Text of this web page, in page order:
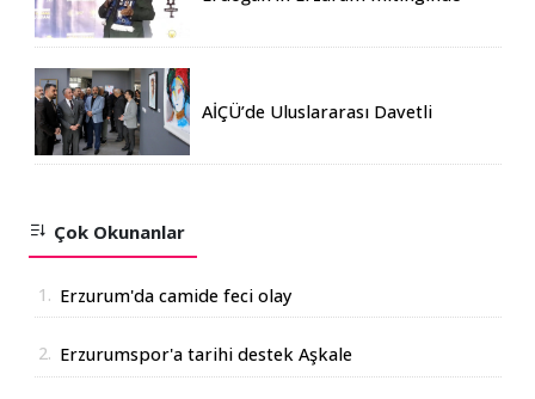
AİÇÜ’de Uluslararası Davetli
Çok Okunanlar
1. Erzurum'da camide feci olay
2. Erzurumspor'a tarihi destek Aşkale